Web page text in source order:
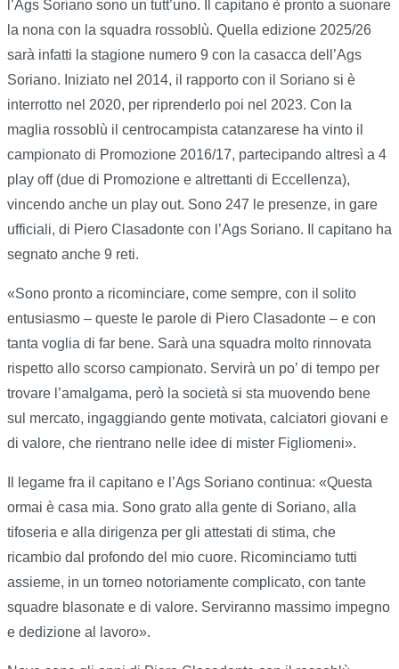
l’Ags Soriano sono un tutt’uno. Il capitano è pronto a suonare
la nona con la squadra rossoblù. Quella edizione 2025/26
sarà infatti la stagione numero 9 con la casacca dell’Ags
Soriano. Iniziato nel 2014, il rapporto con il Soriano si è
interrotto nel 2020, per riprenderlo poi nel 2023. Con la
maglia rossoblù il centrocampista catanzarese ha vinto il
campionato di Promozione 2016/17, partecipando altresì a 4
play off (due di Promozione e altrettanti di Eccellenza),
vincendo anche un play out. Sono 247 le presenze, in gare
ufficiali, di Piero Clasadonte con l’Ags Soriano. Il capitano ha
segnato anche 9 reti.
«Sono pronto a ricominciare, come sempre, con il solito
entusiasmo – queste le parole di Piero Clasadonte – e con
tanta voglia di far bene. Sarà una squadra molto rinnovata
rispetto allo scorso campionato. Servirà un po’ di tempo per
trovare l’amalgama, però la società si sta muovendo bene
sul mercato, ingaggiando gente motivata, calciatori giovani e
di valore, che rientrano nelle idee di mister Figliomeni».
Il legame fra il capitano e l’Ags Soriano continua: «Questa
ormai è casa mia. Sono grato alla gente di Soriano, alla
tifoseria e alla dirigenza per gli attestati di stima, che
ricambio dal profondo del mio cuore. Ricominciamo tutti
assieme, in un torneo notoriamente complicato, con tante
squadre blasonate e di valore. Serviranno massimo impegno
e dedizione al lavoro».